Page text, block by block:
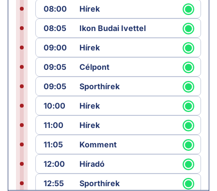
08:00
Hírek
08:05
Ikon Budai Ivettel
09:00
Hírek
09:05
Célpont
09:05
Sporthírek
10:00
Hírek
11:00
Hírek
11:05
Komment
12:00
Híradó
12:55
Sporthírek